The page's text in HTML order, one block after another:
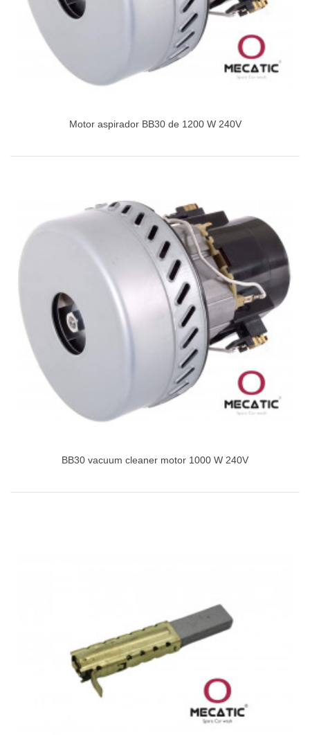
Motor aspirador BB30 de 1200 W 240V
BB30 vacuum cleaner motor 1000 W 240V